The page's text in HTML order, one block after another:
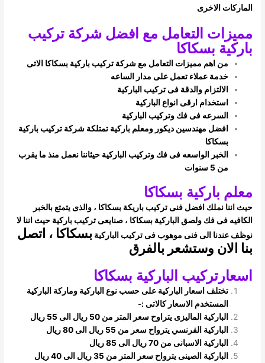
الماركات الاخرى
مميزات التعامل مع افضل شركة تركيب
باركية بسكاكا
من اهم مميزات التعامل مع شركة تركيب باركية بسكاكا الاتى
خدمة عملاء تعمل على مدار الساعه
الالتزام والدقة فى تركيب الباركية
استخدام ارقى انواع الباركية
السرعه فى فك وتركيب الباركية
افضل مهندسين ديكور ومعلم باركية تمتلكة شركة تركيب باركية
بسكاكا
الخبر الواسعه فى فك وتركيب الباركية حيثاننا نعمل منذ ما يقرب
من 5 سنوات
معلم باركية بسكاكا
حيث اننا نملك افضل فنى تركيب باريكة بسكاكا ، والذى يتمتع بالخبر
الكافيه فى فك ولصق الباركية بسكاكا ، صنايعى تركيب باركية حيث اننا لا
نوظفعندنا الى فنى موهوب فى تركيب الباركيةبسكاكا ، اتصل
بنا الان وستشعر بالفرق
اسعارتركيب الباركية بسكاكا
تختلف اسعار الباركية على حسب نوع الباركية وماركة الباركية
المستخدم الاسعار كالاتى :-
الباركية الماليزى يتراوح سعر المتر من 50 ريال الى 55 ريال
الباركية الفرنسي يترواح سعر من 55 ريال الى 80 ريال
الباركية الاسبانى من 70 ريال الى 85 ريال
الباركية الصينى يترواح سعر المتر من 35 ريال الى 40 ريال